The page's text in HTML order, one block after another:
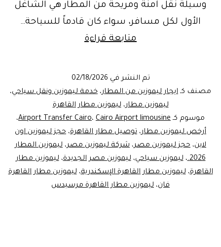
وسيلة نقل آمنة ومريحة من المطار هي الشاغل
الأول لكل مسافر، سواء كان قادماً للسياحة…
متابعة قراءةليموزين
القاهره
|
احجز
رحلتك
ليموزين
مصر
بأفضل
تم النشر في 02/18/2026
مصنف كـ ايجار ليموزين من المطار، خدمة ليموزين ونقل سياحي،
ليموزين مطار،ليموزين مطار القاهرة
موسوم كـ
Airport Transfer Cairo، Cairo Airport limousine
،
أرخص ليموزين مطار، توصيل مطار القاهرة، حجز ليموزين اون
لاين، حجز ليموزين مصر، شركة ليموزين مصر، ليموزين المطار
2026. ،ليموزين سياحي،ليموزين مصر الجديدة،ليموزين مطار
القاهرة،ليموزين مطار القاهرة الإسكندرية،ليموزين مطار القاهرة
فان، ليموزين مطار القاهرة مرسيدس